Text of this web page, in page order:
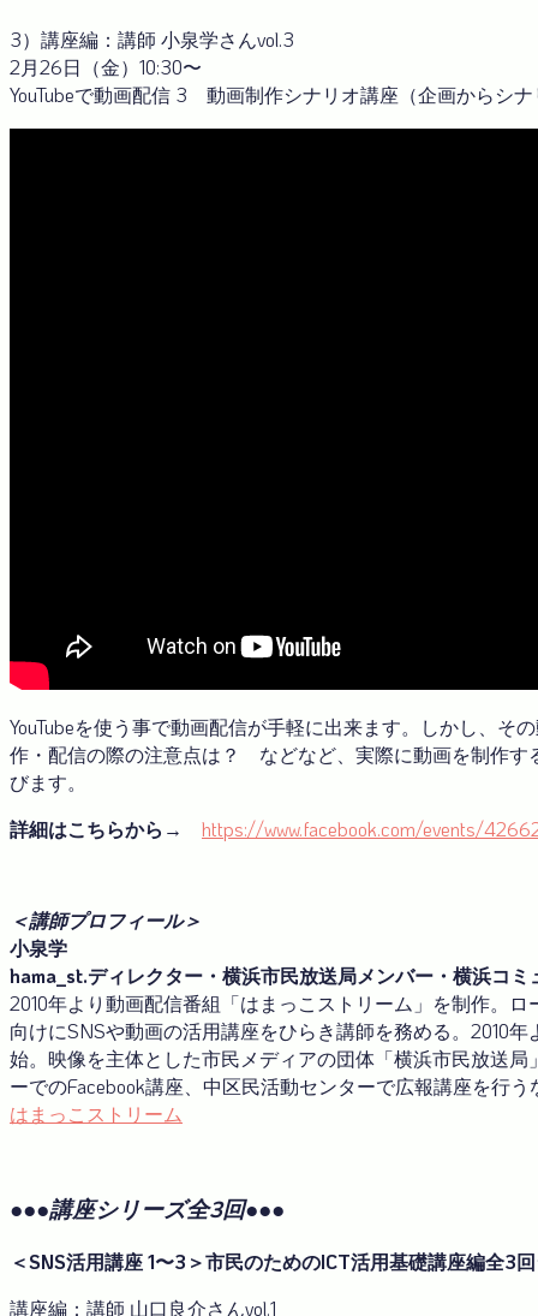
3）講座編：講師 小泉学さんvol.3
2月26日（金）10:30〜
YouTubeで動画配信 3 動画制作シナリオ講座（企画からシ
YouTubeを使う事で動画配信が手軽に出来ます。しかし、
作・配信の際の注意点は？ などなど、実際に動画を制作す
びます。
詳細はこちらから→ https://www.facebook.com/events/
＜講師プロフィール＞
小泉学
hama_st.ディレクター・横浜市民放送局メンバー・ 横浜コミ
2010年より動画配信番組「はまっこストリーム」を制作。
向けにSNSや動画の活用講座をひらき講師を務める。2010
始。映像を主体とした市民メディアの団体「横浜市民放送
ーでのFacebook講座、中区民活動センターで広報講座を行
はまっこストリーム
●●●講座シリーズ全3回●●●
＜SNS活用講座 1〜3＞市民のためのICT活用基礎講座編全3
講座編：講師 山口良介さんvol.1